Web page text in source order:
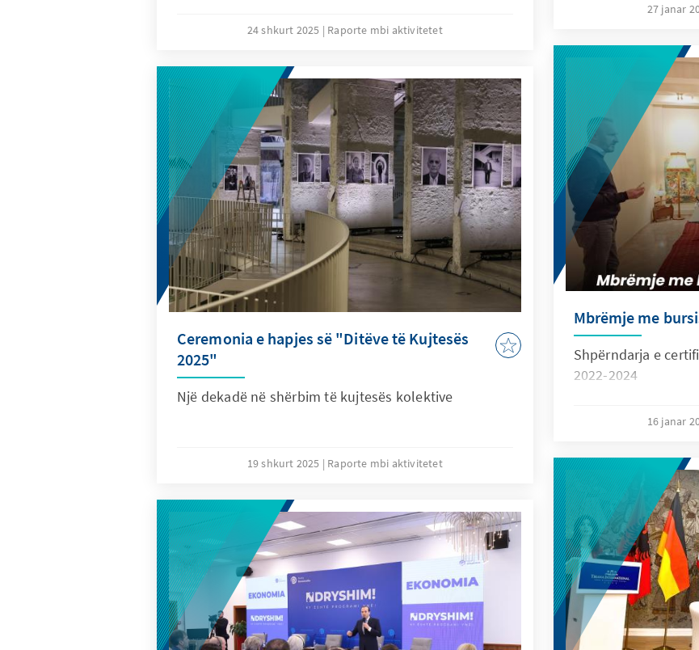
24 shkurt 2025 Raporte mbi aktivitetet
Ceremonia e hapjes së "Ditëve të Kujtesës
2025"
Një dekadë në shërbim të kujtesës kolektive
19 shkurt 2025 Raporte mbi aktivitetet
27 janar
Mbrëmje me
Shpërndarja e
2022-2024
16 janar